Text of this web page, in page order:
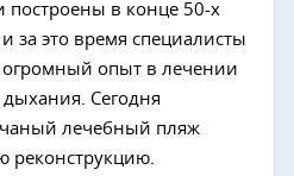
построены в конце 50-х
за это время специалисты
опыт в лечении
Сегодня
лечебный пляж
реконструкцию.